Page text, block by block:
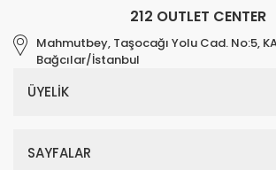
212 OUTLET CENTER
Mahmutbey, Taşocağı Yolu Cad. No:5,
Bağcılar/İstanbul
ÜYELİK
SAYFALAR